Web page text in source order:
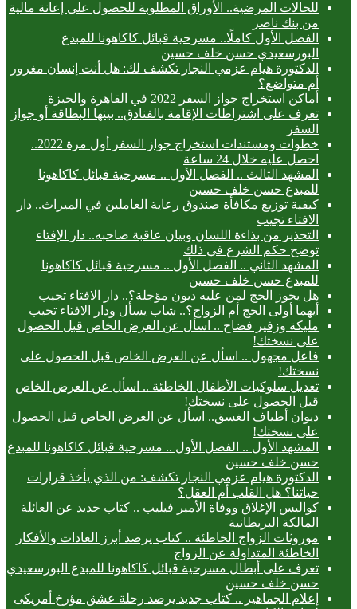
للحالات المرضية.. الأوراق المطلوبة للحصول على إعانة مالية
من بنك ناصر
الفصل الأول كاملًا.. مسرحية قبائل كاكاهونا للمبدع
البورسعيدي حسن خلف حسين
الدكتورة هيام عزمي النجار تكشف لك: هل أنت إنسان مغرور
أم متواضع؟
أماكن استخراج جواز السفر 2022 في القاهرة والجيزة
تعرف على اشتراطات الإقامة بالفنادق.. بينها البطاقة أو جواز
السفر
خطوات ومستندات استخراج جواز السفر أول مرة 2022..
احصل عليه خلال 24 ساعة
المشهد الثالث .. الفصل الأول .. مسرحية قبائل كاكاهونا
للمبدع حسن خلف حسين
كيفية توزيع مكافأة صندوق رعاية العاملين في الميراث.. دار
الافتاء تجيب
التحذير من بذاءة اللسان وبيان عاقبة صاحبه.. دار الإفتاء
توضح حكم الشرع في ذلك
المشهد الثاني .. الفصل الأول .. مسرحية قبائل كاكاهونا
للمبدع حسن خلف حسين
هل يجوز الحج لمن عليه ديون مؤجلة؟.. دار الافتاء تجيب
أيهما أولى الحج أم الزواج؟.. شاب يسأل ودار الافتاء تجيب
مليكة وزفير فضاح .. اسأل عن العرض الخاص قبل الحصول
على نسختك!
فاعل مجهول .. اسأل عن العرض الخاص قبل الحصول على
نسختك!
تعديل سلوكيات الأطفال الخاطئة .. اسأل عن العرض الخاص
قبل الحصول على نسختك!
ديوان أطياف الغسق.. اسأل عن العرض الخاص قبل الحصول
على نسختك!
المشهد الأول .. الفصل الأول .. مسرحية قبائل كاكاهونا للمبدع
حسن خلف حسين
الدكتورة هيام عزمي النجار تكشف: من الذي يأخذ قرارات
حياتنا؟ هل القلب أم العقل؟
كواليس الإغلاق ووفاة الأمير فيليب .. كتاب جديد عن العائلة
المالكة البريطانية
موروثات الزواج الخاطئة .. كتاب يرصد أبرز العادات والأفكار
الخاطئة المتداولة عن الزواج
تعرف على أبطال مسرحية قبائل كاكاهونا للمبدع البورسعيدي
حسن خلف حسين
إعلام الجماهير .. كتاب جديد يرصد رحلة عشق مؤرخ أمريكى